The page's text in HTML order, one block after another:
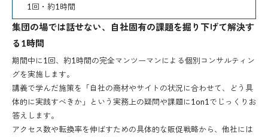
1回・約1時間
集団の場では話せない、自社固有の課題を掘り下げて解決す
る1時間
期間中に1回、約1時間の完全マンツーマンによる個別コンサルティン
グを実施します。
講義で学んだ施策を「自社の商材やサイトの状況に合わせて、どう具
体的に実践すべきか」という実務上の疑問や課題に1on1でじっくりお
答えします。
アクセス数や転換率を伸ばすための具体的な販促戦略から、他社には